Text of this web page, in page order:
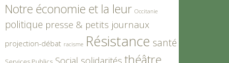
Notre économie et la leur Occitanie
politique presse & petits journaux
projection-débat racisme Résistance santé
Social solidarités théâtre